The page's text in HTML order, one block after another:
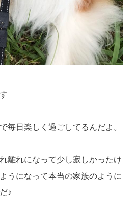
毎日楽しく過ごしてるんだよ。
離れになって少し寂しかったけ
うになって本当の家族のように
♪